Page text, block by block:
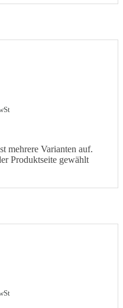
mehrere Varianten auf.
Produktseite gewählt